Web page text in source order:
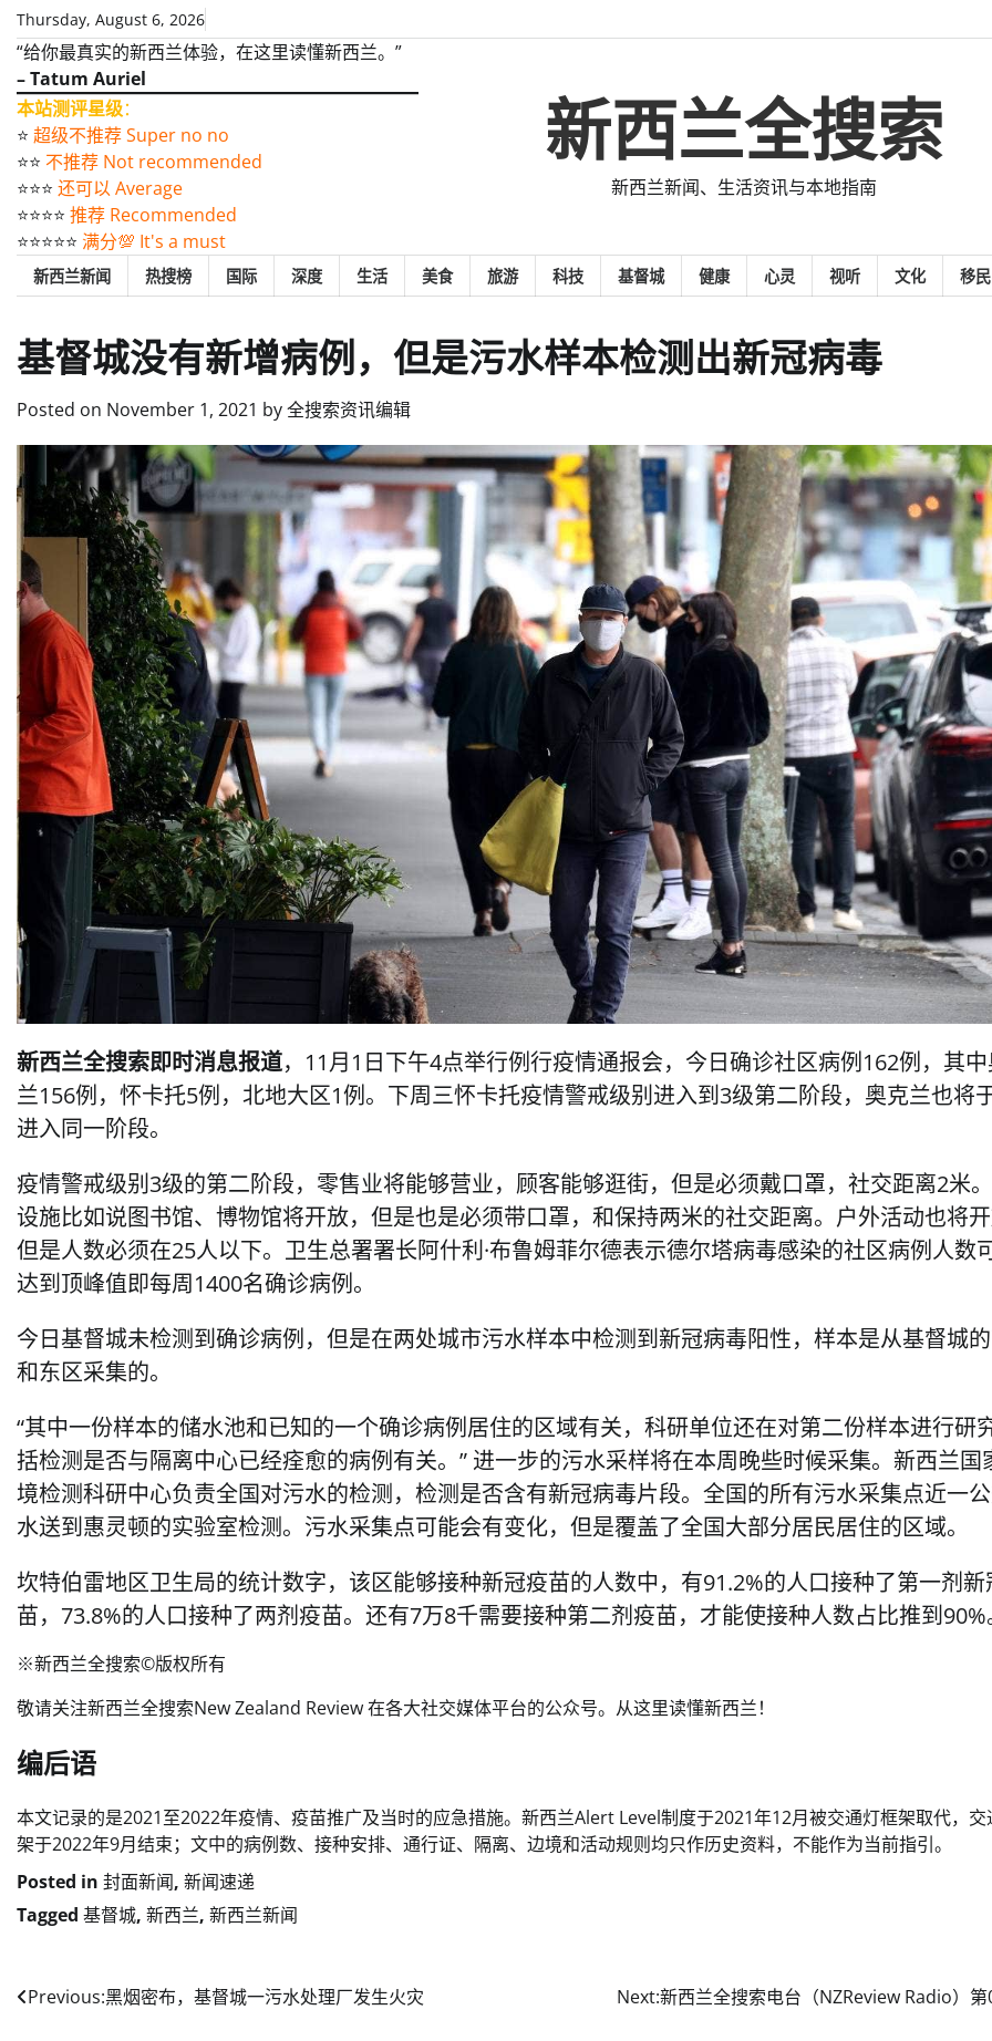
Skip
content
Thursday, August 6, 2026
“给你最真实的新西兰体验，在这里读懂新西兰。”
– Tatum Auriel
本站测评星级：
⭐️ 超级不推荐 Super no no
⭐️⭐️ 不推荐 Not recommended
⭐️⭐️⭐️ 还可以 Average
⭐️⭐️⭐️⭐️ 推荐 Recommended
⭐️⭐️⭐️⭐️⭐️ 满分💯 It's a must
新西兰全搜索
新西兰新闻、生活资讯与本地指南
新西兰新闻 热搜榜 国际 深度 生活 美食 旅游 科技 基督城 健康 心灵 视听 文化 移民
基督城没有新增病例，但是污水样本检测出新冠病毒
Posted on November 1, 2021 by全搜索资讯编辑
新西兰全搜索即时消息报道，11月1日下午4点举行例行疫情通报会，今日确诊社区病例162例，其
兰156例，怀卡托5例，北地大区1例。下周三怀卡托疫情警戒级别进入到3级第二阶段，奥克兰也将
进入同一阶段。
疫情警戒级别3级的第二阶段，零售业将能够营业，顾客能够逛街，但是必须戴口罩，社交距离2米
设施比如说图书馆、博物馆将开放，但是也是必须带口罩，和保持两米的社交距离。户外活动也将开
但是人数必须在25人以下。卫生总署署长阿什利·布鲁姆菲尔德表示德尔塔病毒感染的社区病例人数
达到顶峰值即每周1400名确诊病例。
今日基督城未检测到确诊病例，但是在两处城市污水样本中检测到新冠病毒阳性，样本是从基督城
和东区采集的。
“其中一份样本的储水池和已知的一个确诊病例居住的区域有关，科研单位还在对第二份样本进行研
括检测是否与隔离中心已经痊愈的病例有关。” 进一步的污水采样将在本周晚些时候采集。新西兰国
境检测科研中心负责全国对污水的检测，检测是否含有新冠病毒片段。全国的所有污水采集点近一
水送到惠灵顿的实验室检测。污水采集点可能会有变化，但是覆盖了全国大部分居民居住的区域。
坎特伯雷地区卫生局的统计数字，该区能够接种新冠疫苗的人数中，有91.2%的人口接种了第一剂新
苗，73.8%的人口接种了两剂疫苗。还有7万8千需要接种第二剂疫苗，才能使接种人数占比推到90%
※新西兰全搜索©️版权所有
敬请关注新西兰全搜索New Zealand Review 在各大社交媒体平台的公众号。从这里读懂新西兰！️
编后语
本文记录的是2021至2022年疫情、疫苗推广及当时的应急措施。新西兰Alert Level制度于2021年12月被交通灯框架取代，交
架于2022年9月结束；文中的病例数、接种安排、通行证、隔离、边境和活动规则均只作历史资料，不能作为当前指引。
Posted in 封面新闻, 新闻速递
Tagged 基督城, 新西兰, 新西兰新闻
Post
Previous:黑烟密布，基督城一污水处理厂发生火灾 Next:新西兰全搜索电台（NZReview Radio）第